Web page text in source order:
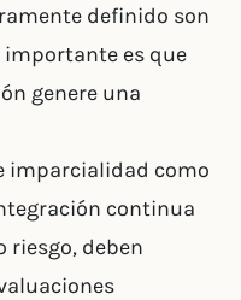
definido son
importante es que
genere una
imparcialidad como
continua
riesgo, deben